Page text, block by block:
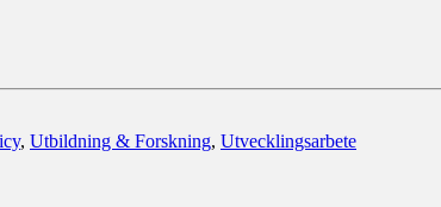
, Utbildning & Forskning, Utvecklingsarbete